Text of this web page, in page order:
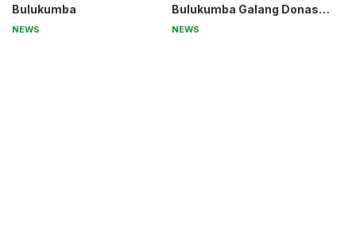
Bulukumba
NEWS
Bulukumba Galang Donasi
untuk Pak Pardi
NEWS